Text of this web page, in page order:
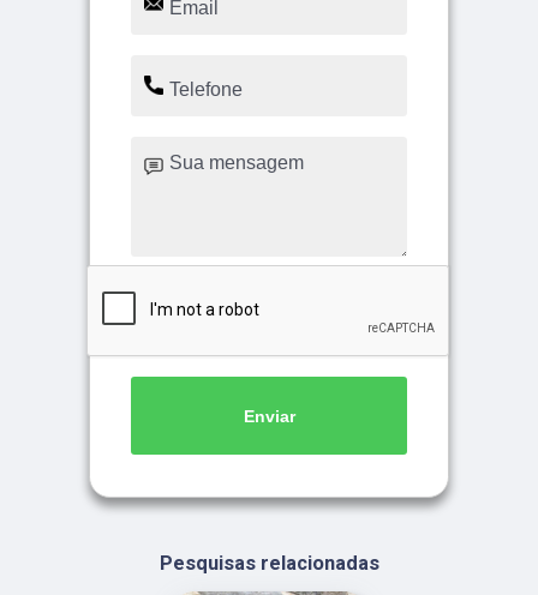
Enviar
Pesquisas relacionadas